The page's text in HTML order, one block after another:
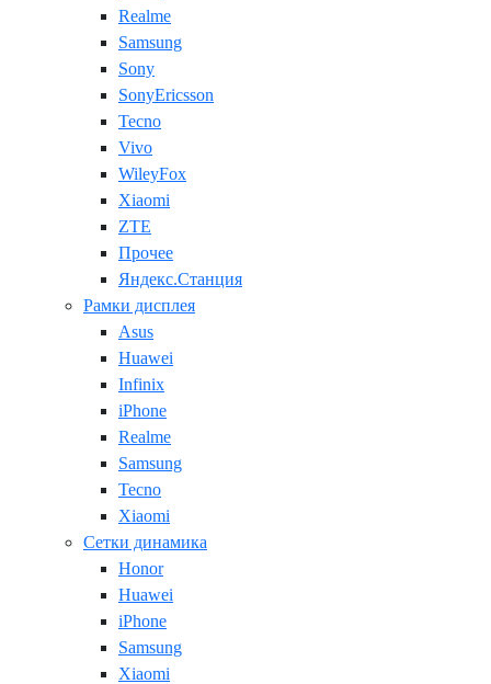
Realme
Samsung
Sony
SonyEricsson
Tecno
Vivo
WileyFox
Xiaomi
ZTE
Прочее
Яндекс.Станция
Рамки дисплея
Asus
Huawei
Infinix
iPhone
Realme
Samsung
Tecno
Xiaomi
Сетки динамика
Honor
Huawei
iPhone
Samsung
Xiaomi